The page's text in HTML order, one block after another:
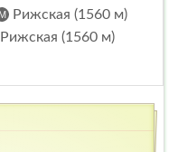
Рижская (1560 м)
Рижская (1560 м)